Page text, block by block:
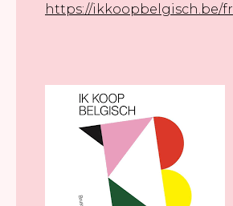
https://ikkoopbelgisch.be/fr